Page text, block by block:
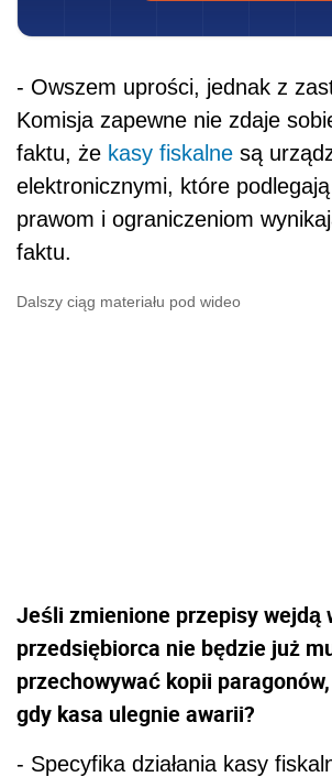
- Owszem uprości, jednak z
Komisja zapewne nie zdaje
faktu, że kasy fiskalne są
elektronicznymi, które
prawom i ograniczeniom
faktu.
Dalszy ciąg materiału pod wideo
Jeśli zmienione przepisy wejdą
przedsiębiorca nie będzie już
przechowywać kopii
gdy kasa ulegnie awarii?
- Specyfika działania kasy